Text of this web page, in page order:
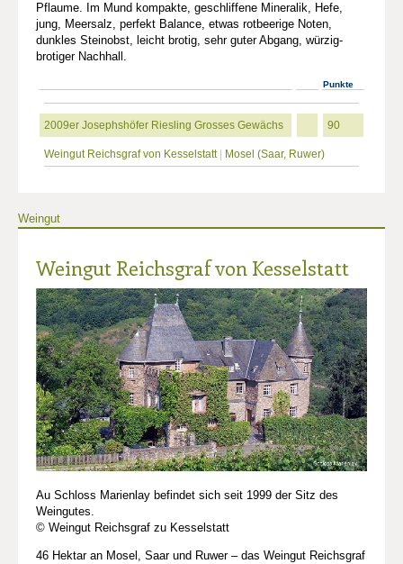
Pflaume. Im Mund kompakte, geschliffene Mineralik, Hefe,
jung, Meersalz, perfekt Balance, etwas rotbeerige Noten,
dunkles Steinobst, leicht brotig, sehr guter Abgang, würzig-
brotiger Nachhall.
Punkte
2009er Josephshöfer Riesling Grosses Gewächs 90
Weingut Reichsgraf von Kesselstatt| Mosel (Saar, Ruwer)
Weingut
Weingut Reichsgraf von Kesselstatt
Au Schloss Marienlay befindet sich seit 1999 der Sitz des
Weingutes.
© Weingut Reichsgraf zu Kesselstatt
46 Hektar an Mosel, Saar und Ruwer – das Weingut Reichsgraf